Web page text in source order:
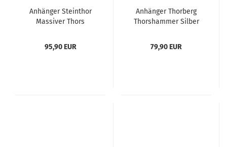
Anhänger Steinthor
Massiver Thors
95,90 EUR
Anhänger Thorberg
Thorshammer Silber
79,90 EUR